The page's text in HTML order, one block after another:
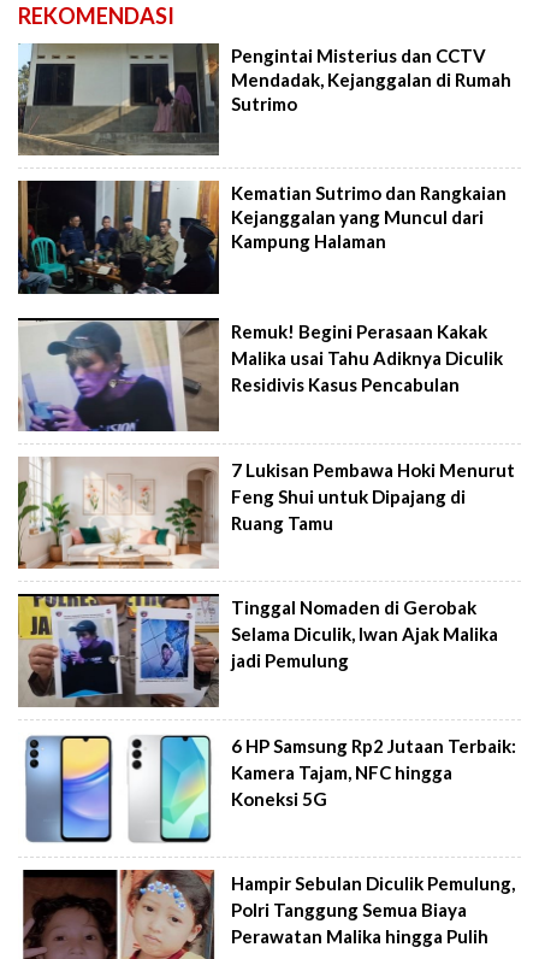
REKOMENDASI
Pengintai Misterius dan CCTV
Mendadak, Kejanggalan di Rumah
Sutrimo
Kematian Sutrimo dan Rangkaian
Kejanggalan yang Muncul dari
Kampung Halaman
Remuk! Begini Perasaan Kakak
Malika usai Tahu Adiknya Diculik
Residivis Kasus Pencabulan
7 Lukisan Pembawa Hoki Menurut
Feng Shui untuk Dipajang di
Ruang Tamu
Tinggal Nomaden di Gerobak
Selama Diculik, Iwan Ajak Malika
jadi Pemulung
6 HP Samsung Rp2 Jutaan Terbaik:
Kamera Tajam, NFC hingga
Koneksi 5G
Hampir Sebulan Diculik Pemulung,
Polri Tanggung Semua Biaya
Perawatan Malika hingga Pulih